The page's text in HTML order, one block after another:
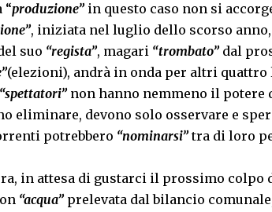
“produzione” in questo caso non si
, iniziata nel luglio dello scorso
suo “regista”, magari “trombato” dal
(elezioni), andrà in onda per altri
“spettatori” non hanno nemmeno il potere
eliminare, devono solo osservare e
potrebbero “nominarsi”tra di loro
in attesa di gustarci il prossimo colpo
“acqua” prelevata dal bilancio